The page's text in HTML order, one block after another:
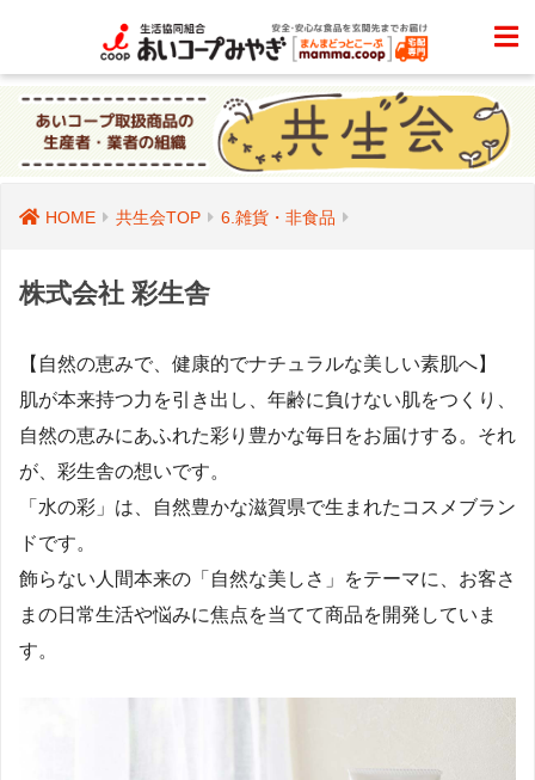
HOME 共生会TOP 6.雑貨・非食品
株式会社 彩生舎
【自然の恵みで、健康的でナチュラルな美しい素肌へ】
肌が本来持つ力を引き出し、年齢に負けない肌をつくり、
自然の恵みにあふれた彩り豊かな毎日をお届けする。それ
が、彩生舎の想いです。
「水の彩」は、自然豊かな滋賀県で生まれたコスメブラン
ドです。
飾らない人間本来の「自然な美しさ」をテーマに、お客さ
まの日常生活や悩みに焦点を当てて商品を開発していま
す。